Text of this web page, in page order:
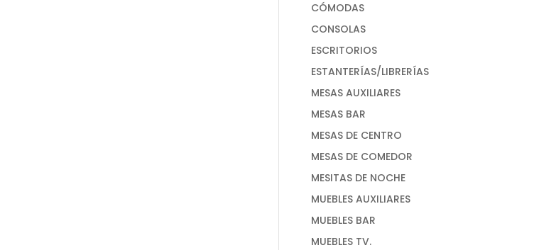
CÓMODAS
CONSOLAS
ESCRITORIOS
ESTANTERÍAS/LIBRERÍAS
MESAS AUXILIARES
MESAS BAR
MESAS DE CENTRO
MESAS DE COMEDOR
MESITAS DE NOCHE
MUEBLES AUXILIARES
MUEBLES BAR
MUEBLES TV.